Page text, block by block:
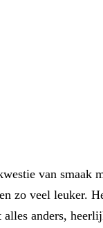
van smaak
zo veel leuker.
alles anders,